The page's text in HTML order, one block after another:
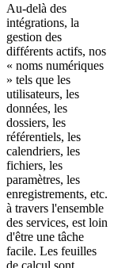
Au-delà des
intégrations, la
gestion des
différents actifs, nos
« noms numériques
» tels que les
utilisateurs, les
données, les
dossiers, les
référentiels, les
calendriers, les
fichiers, les
paramètres, les
enregistrements, etc.
à travers l'ensemble
des services, est loin
d'être une tâche
facile. Les feuilles
de calcul sont